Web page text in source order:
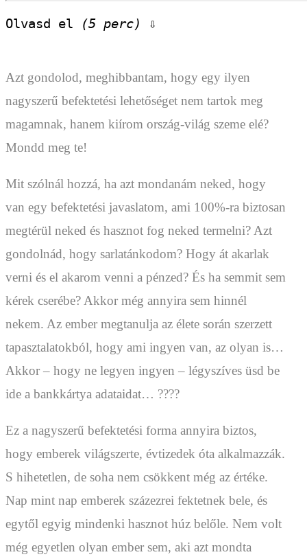
Olvasd el (5 perc) ⇩
Azt gondolod, meghibbantam, hogy egy ilyen
nagyszerű befektetési lehetőséget nem tartok meg
magamnak, hanem kiírom ország-világ szeme elé?
Mondd meg te!
Mit szólnál hozzá, ha azt mondanám neked, hogy
van egy befektetési javaslatom, ami 100%-ra biztosan
megtérül neked és hasznot fog neked termelni? Azt
gondolnád, hogy sarlatánkodom? Hogy át akarlak
verni és el akarom venni a pénzed? És ha semmit sem
kérek cserébe? Akkor még annyira sem hinnél
nekem. Az ember megtanulja az élete során szerzett
tapasztalatokból, hogy ami ingyen van, az olyan is…
Akkor – hogy ne legyen ingyen – légyszíves üsd be
ide a bankkártya adataidat… ????
Ez a nagyszerű befektetési forma annyira biztos,
hogy emberek világszerte, évtizedek óta alkalmazzák.
S hihetetlen, de soha nem csökkent még az értéke.
Nap mint nap emberek százezrei fektetnek bele, és
egytől egyig mindenki hasznot húz belőle. Nem volt
még egyetlen olyan ember sem, aki azt mondta